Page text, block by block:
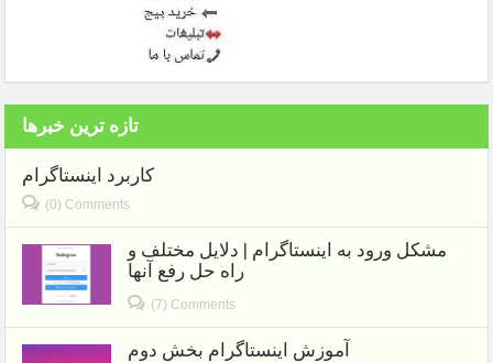
تازه ترین خبرها
کاربرد اینستاگرام
(0) Comments
مشکل ورود به اینستاگرام | دلایل مختلف و
راه حل رفع آنها
(7) Comments
آموزش اینستاگرام بخش دوم